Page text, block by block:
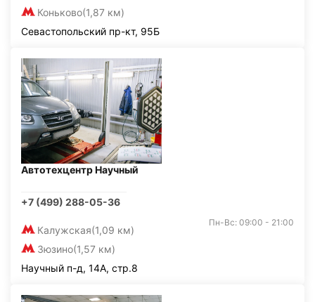
Коньково(1,87 км)
Севастопольский пр-кт, 95Б
Автотехцентр Научный
+7 (499) 288-05-36
Калужская(1,09 км)
Зюзино(1,57 км)
Пн-Вс: 09:00 - 21:00
Научный п-д, 14А, стр.8